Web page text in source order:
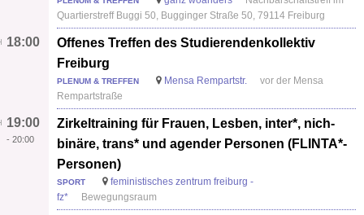
Quartierstreff Buggi 50, Bugginger Straße 50, 79114 Freiburg
Offenes Treffen des Studierendenkollektiv
Freiburg
18:00
PLENUM & TREFFEN Mensa Rempartstr.
vor der Mensa
Rempartstraße
Zirkeltraining für Frauen, Lesben, inter*, nich-
binäre, trans* und agender Personen (FLINTA*-
Personen)
19:00
- 20:00
SPORT
feministisches zentrum freiburg -
fz*
Bewegungsraum